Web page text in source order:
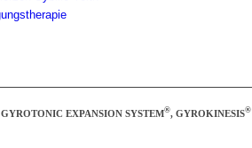
GYROTONIC EXPANSION SYSTEM®, GYROKINESIS®